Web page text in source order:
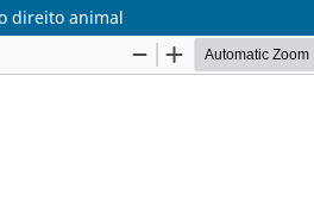
direito animal